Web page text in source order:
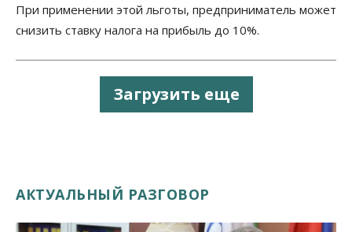
При применении этой льготы, предприниматель может
снизить ставку налога на прибыль до 10%.
Загрузить еще
АКТУАЛЬНЫЙ РАЗГОВОР